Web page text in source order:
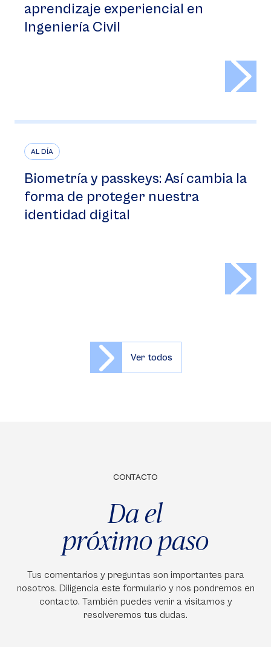
aprendizaje experiencial en
Ingeniería Civil
AL DÍA
Biometría y passkeys: Así cambia la
forma de proteger nuestra
identidad digital
Ver todos
CONTACTO
Da el
próximo paso
Tus comentarios y preguntas son importantes para
nosotros. Diligencia este formulario y nos pondremos en
contacto. También puedes venir a visitarnos y
resolveremos tus dudas.